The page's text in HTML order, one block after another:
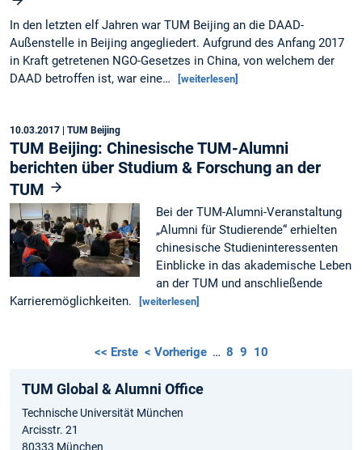
In den letzten elf Jahren war TUM Beijing an die DAAD-
Außenstelle in Beijing angegliedert. Aufgrund des Anfang 2017
in Kraft getretenen NGO-Gesetzes in China, von welchem der
DAAD betroffen ist, war eine…
[weiterlesen]
10.03.2017 | TUM Beijing
TUM Beijing: Chinesische TUM-Alumni
berichten über Studium & Forschung an der
TUM
Bei der TUM-Alumni-Veranstaltung
„Alumni für Studierende“ erhielten
chinesische Studieninteressenten
Einblicke in das akademische Leben
an der TUM und anschließende
Karrieremöglichkeiten.
[weiterlesen]
<< Erste < Vorherige … 8 9 10
TUM Global & Alumni Office
Technische Universität München
Arcisstr. 21